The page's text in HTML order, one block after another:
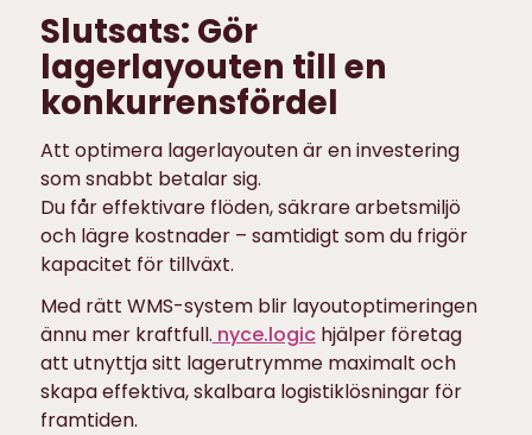
Slutsats: Gör
lagerlayouten till en
konkurrensfördel
Att optimera lagerlayouten är en investering
som snabbt betalar sig.
Du får effektivare flöden, säkrare arbetsmiljö
och lägre kostnader – samtidigt som du frigör
kapacitet för tillväxt.
Med rätt WMS-system blir layoutoptimeringen
ännu mer kraftfull. nyce.logichjälper företag
att utnyttja sitt lagerutrymme maximalt och
skapa effektiva, skalbara logistiklösningar för
framtiden.